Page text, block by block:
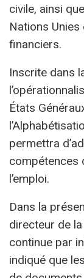
civile, ainsi
Nations
financiers.
Inscrite dans
États
permettra
compétences
l’emploi.
Dans la
directeur de
continue par
indiqué que